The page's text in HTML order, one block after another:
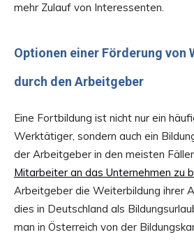
mehr Zulauf von Interessenten.
Optionen einer Förderung von
durch den Arbeitgeber
Eine Fortbildung ist nicht nur ein
Werktätiger, sondern auch ein
der Arbeitgeber in den meisten
Mitarbeiter an das Unternehmen zu
Arbeitgeber die Weiterbildung ihrer
dies in Deutschland als
man in Österreich von der